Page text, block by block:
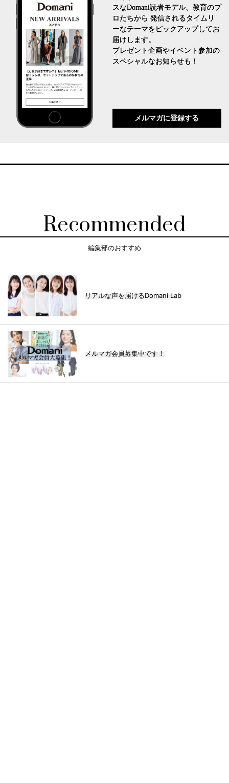
スなDomani読者モデル、教育のプ
ロたちから 発信されるタイムリ
ーなテーマをピックアップしてお
届けします。
プレゼント企画やイベント参加の
スペシャルなお知らせも！
メルマガに登録する
Recommended
編集部のおすすめ
リアルな声を届けるDomani Lab
メルマガ会員募集中です！